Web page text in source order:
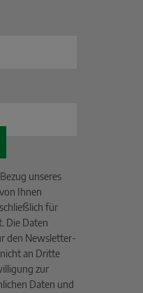
unseres
Ihnen
für
Die Daten
den Newsletter-
an Dritte
zur
Daten und